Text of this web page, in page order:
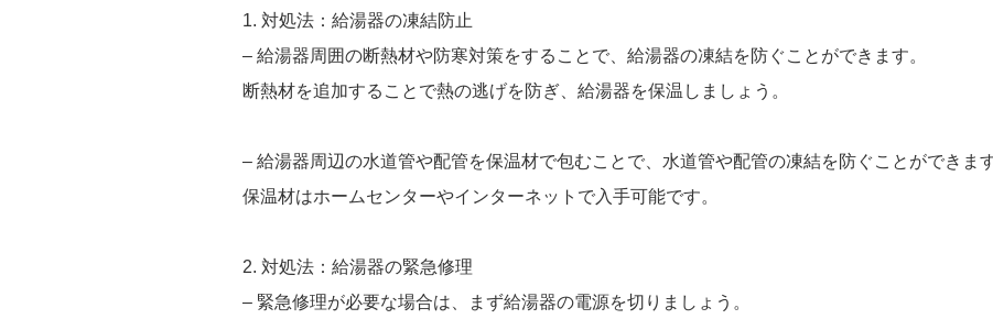
1. 対処法：給湯器の凍結防止
– 給湯器周囲の断熱材や防寒対策をすることで、給湯器の凍結を防ぐことができます。
断熱材を追加することで熱の逃げを防ぎ、給湯器を保温しましょう。
– 給湯器周辺の水道管や配管を保温材で包むことで、水道管や配管の凍結を防ぐことができます
保温材はホームセンターやインターネットで入手可能です。
2. 対処法：給湯器の緊急修理
– 緊急修理が必要な場合は、まず給湯器の電源を切りましょう。